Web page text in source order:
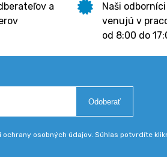
a
Naši odborníci
venujú v
od 8:00 do
Odoberať
osobných údajov. Súhlas potvrdíte